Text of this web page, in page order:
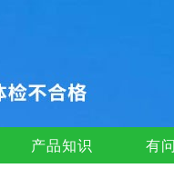
产品知识 有